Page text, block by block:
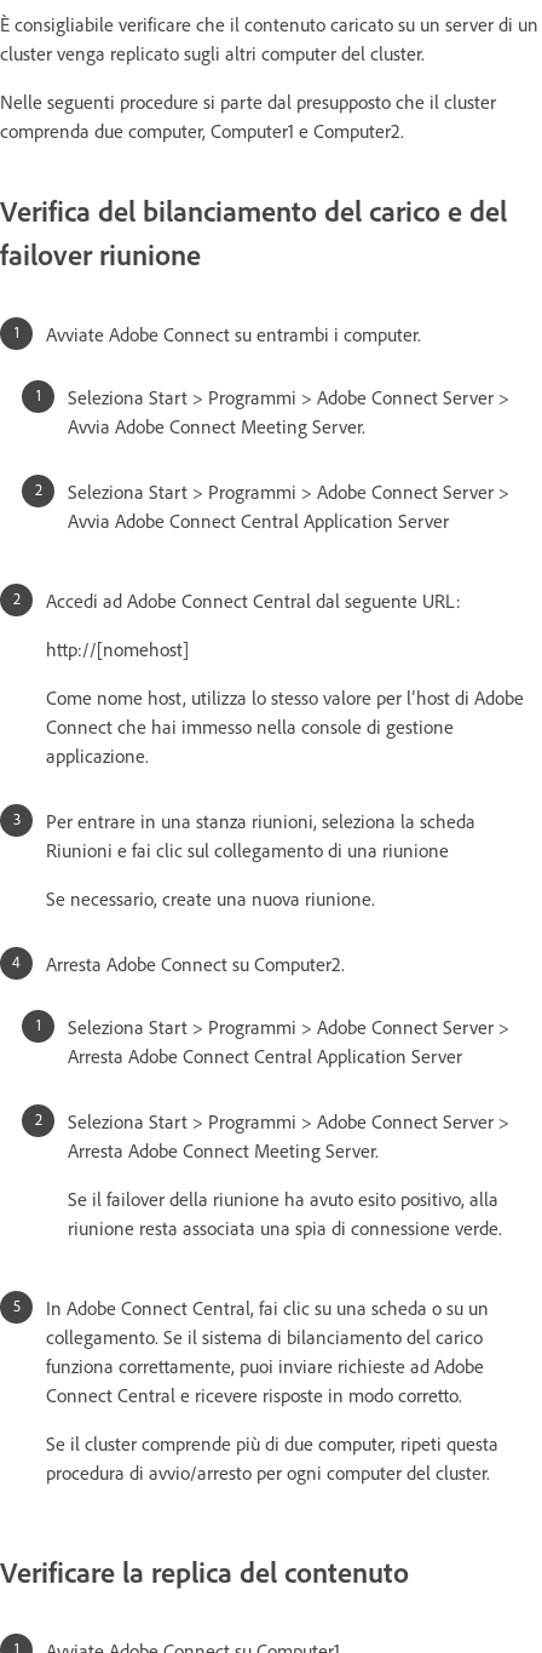
È consigliabile verificare che il contenuto caricato su un server di un
cluster venga replicato sugli altri computer del cluster.
Nelle seguenti procedure si parte dal presupposto che il cluster
comprenda due computer, Computer1 e Computer2.
Verifica del bilanciamento del carico e del
failover riunione
Avviate Adobe Connect su entrambi i computer.
Seleziona Start > Programmi > Adobe Connect Server >
Avvia Adobe Connect Meeting Server.
Seleziona Start > Programmi > Adobe Connect Server >
Avvia Adobe Connect Central Application Server
Accedi ad Adobe Connect Central dal seguente URL:
http://[nomehost]
Come nome host, utilizza lo stesso valore per l’host di Adobe
Connect che hai immesso nella console di gestione
applicazione.
Per entrare in una stanza riunioni, seleziona la scheda
Riunioni e fai clic sul collegamento di una riunione
Se necessario, create una nuova riunione.
Arresta Adobe Connect su Computer2.
Seleziona Start > Programmi > Adobe Connect Server >
Arresta Adobe Connect Central Application Server
Seleziona Start > Programmi > Adobe Connect Server >
Arresta Adobe Connect Meeting Server.
Se il failover della riunione ha avuto esito positivo, alla
riunione resta associata una spia di connessione verde.
In Adobe Connect Central, fai clic su una scheda o su un
collegamento. Se il sistema di bilanciamento del carico
funziona correttamente, puoi inviare richieste ad Adobe
Connect Central e ricevere risposte in modo corretto.
Se il cluster comprende più di due computer, ripeti questa
procedura di avvio/arresto per ogni computer del cluster.
Verificare la replica del contenuto